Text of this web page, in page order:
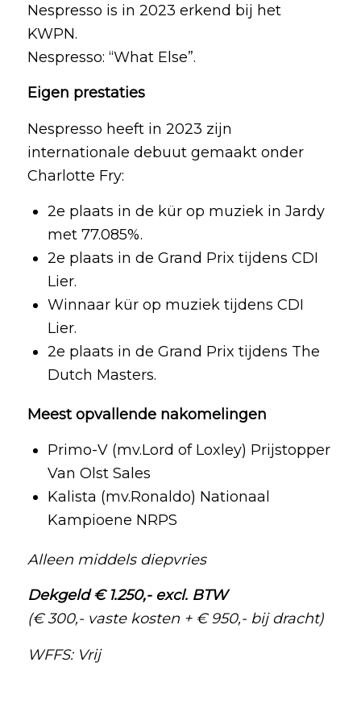
Nespresso is in 2023 erkend bij het
KWPN.
Nespresso: “What Else”.
Eigen prestaties
Nespresso heeft in 2023 zijn
internationale debuut gemaakt onder
Charlotte Fry:
2e plaats in de kür op muziek in Jardy
met 77.085%.
2e plaats in de Grand Prix tijdens CDI
Lier.
Winnaar kür op muziek tijdens CDI
Lier.
2e plaats in de Grand Prix tijdens The
Dutch Masters.
Meest opvallende nakomelingen
Primo-V (mv.Lord of Loxley) Prijstopper
Van Olst Sales
Kalista (mv.Ronaldo) Nationaal
Kampioene NRPS
Alleen middels diepvries
Dekgeld € 1.250,- excl. BTW
(€ 300,- vaste kosten + € 950,- bij dracht)
WFFS: Vrij